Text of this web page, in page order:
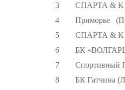
3 СПАРТА & K
4 Приморье
5 СПАРТА & K
6 БК «ВОЛГАРЬ-
7 Спортивный
8 БК Гатчина